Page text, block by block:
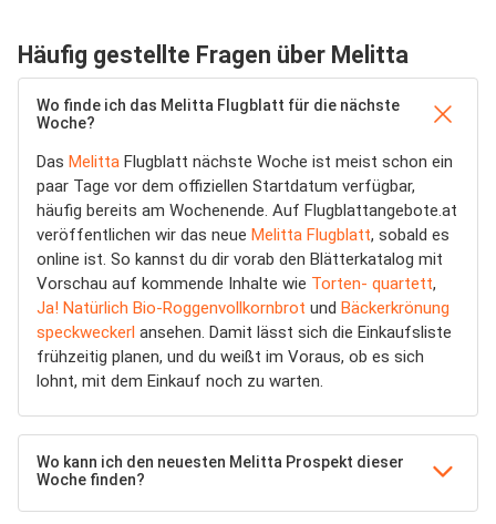
Häufig gestellte Fragen über Melitta
Wo finde ich das Melitta Flugblatt für die nächste
Woche?
Das Melitta Flugblatt nächste Woche ist meist schon ein
paar Tage vor dem offiziellen Startdatum verfügbar,
häufig bereits am Wochenende. Auf Flugblattangebote.at
veröffentlichen wir das neue Melitta Flugblatt, sobald es
online ist. So kannst du dir vorab den Blätterkatalog mit
Vorschau auf kommende Inhalte wie Torten- quartett,
Ja! Natürlich Bio-Roggenvollkornbrot und Bäckerkrönung
speckweckerl ansehen. Damit lässt sich die Einkaufsliste
frühzeitig planen, und du weißt im Voraus, ob es sich
lohnt, mit dem Einkauf noch zu warten.
Wo kann ich den neuesten Melitta Prospekt dieser
Woche finden?